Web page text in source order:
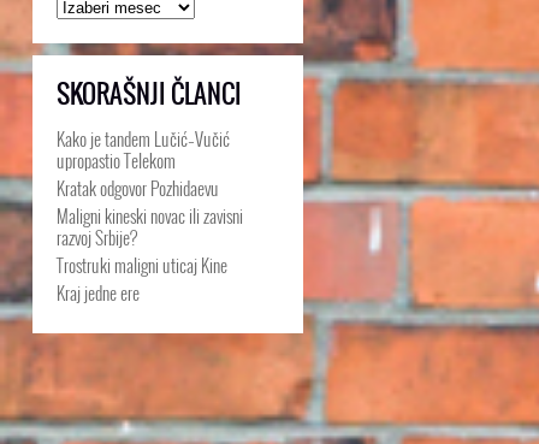
SKORAŠNJI ČLANCI
Kako je tandem Lučić–Vučić
upropastio Telekom
Kratak odgovor Pozhidaevu
Maligni kineski novac ili zavisni
razvoj Srbije?
Trostruki maligni uticaj Kine
Kraj jedne ere